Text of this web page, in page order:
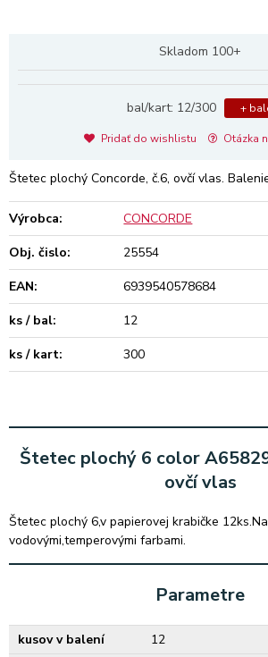
Skladom 100+
bal/kart: 12/300 +
Pridať do wishlistu Otázka
Štetec plochý Concorde, č.6, ovčí vlas.
Výrobca:
CONCORDE
Obj. čislo:
25554
EAN:
6939540578684
ks / bal:
12
ks / kart:
300
Štetec plochý 6 color
ovčí vlas
Štetec plochý 6,v papierovej krabičke
vodovými,temperovými farbami.
Parametre
kusov v balení
12